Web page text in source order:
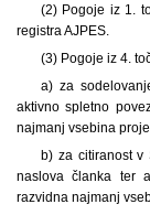
(2) Pogoje iz 1.
registra AJPES.
(3) Pogoje iz 4.
a) za
aktivno spletno
najmanj vsebina
b) za citiranost v
naslova članka ter
razvidna najmanj